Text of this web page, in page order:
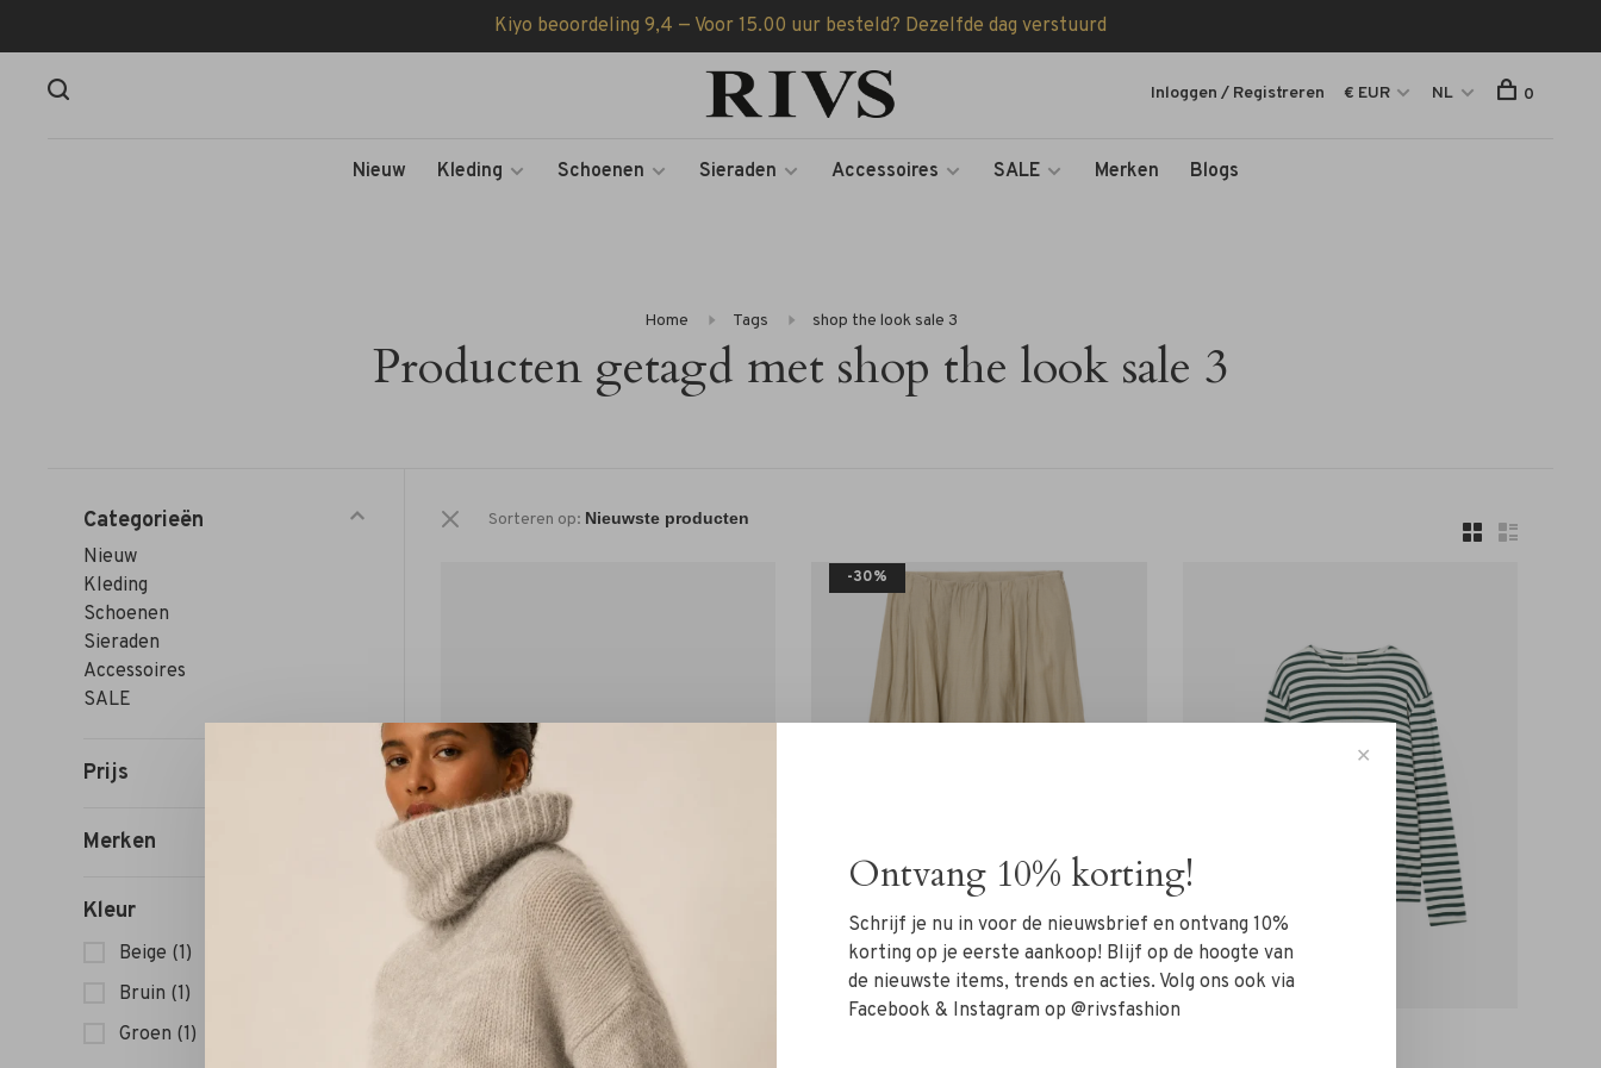
Kiyo beoordeling 9,4 — Voor 15.00 uur besteld? Dezelfde dag verstuurd
Nieuw Kleding Schoenen Sieraden Accessoires SALE Merken Blogs
Inloggen / Registreren € EUR NL 0
Home Tags shop the look sale 3
Producten getagd met shop the look sale 3
Categorieën
Nieuw
Kleding
Schoenen
Sieraden
Accessoires
SALE
Prijs
Merken
Kleur
Beige (1)
Bruin (1)
Groen (1)
Sorteren op:
Janice
-30%
✕
Ontvang 10% korting!
Schrijf je nu in voor de nieuwsbrief en ontvang 10%
korting op je eerste aankoop! Blijf op de hoogte van
de nieuwste items, trends en acties. Volg ons ook via
Facebook & Instagram op @rivsfashion